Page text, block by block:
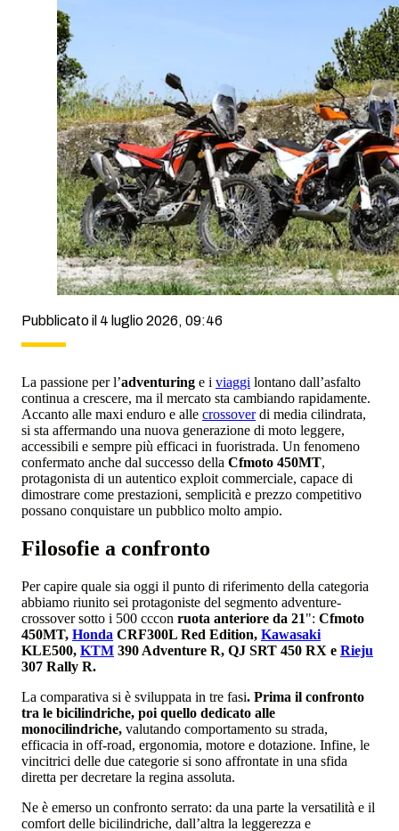
Pubblicato il 4 luglio 2026, 09:46
La passione per l’adventuring e i viaggi lontano dall’asfalto
continua a crescere, ma il mercato sta cambiando rapidamente.
Accanto alle maxi enduro e alle crossoverdi media cilindrata,
si sta affermando una nuova generazione di moto leggere,
accessibili e sempre più efficaci in fuoristrada. Un fenomeno
confermato anche dal successo della Cfmoto 450MT,
protagonista di un autentico exploit commerciale, capace di
dimostrare come prestazioni, semplicità e prezzo competitivo
possano conquistare un pubblico molto ampio.
Filosofie a confronto
Per capire quale sia oggi il punto di riferimento della categoria
abbiamo riunito sei protagoniste del segmento adventure-
crossover sotto i 500 cccon ruota anteriore da 21": Cfmoto
450MT, Honda CRF300L Red Edition, Kawasaki
KLE500, KTM 390 Adventure R, QJ SRT 450 RX e Rieju
307 Rally R.
La comparativa si è sviluppata in tre fasi. Prima il confronto
tra le bicilindriche, poi quello dedicato alle
monocilindriche, valutando comportamento su strada,
efficacia in off-road, ergonomia, motore e dotazione. Infine, le
vincitrici delle due categorie si sono affrontate in una sfida
diretta per decretare la regina assoluta.
Ne è emerso un confronto serrato: da una parte la versatilità e il
comfort delle bicilindriche, dall’altra la leggerezza e